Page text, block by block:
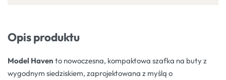
Opis produktu
Model Haven to nowoczesna, kompaktowa szafka na buty z
wygodnym siedziskiem, zaprojektowana z myślą o